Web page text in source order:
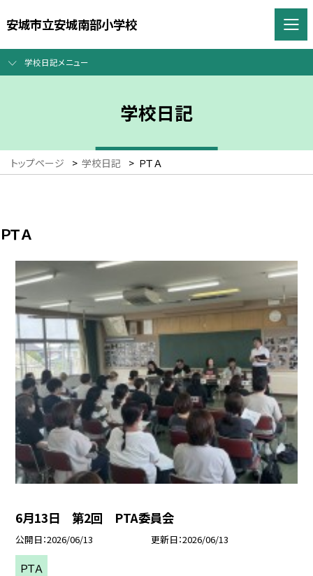
安城市立安城南部小学校
学校日記メニュー
学校日記
トップページ > 学校日記 > ＰＴＡ
ＰＴＡ
6月13日 第2回 PTA委員会
公開日 2026/06/13 更新日 2026/06/13
ＰＴＡ